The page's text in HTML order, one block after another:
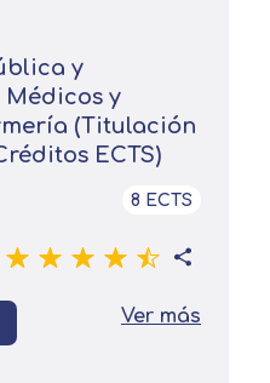
y
y
(Titulación
ECTS)
8 ECTS
Ver más